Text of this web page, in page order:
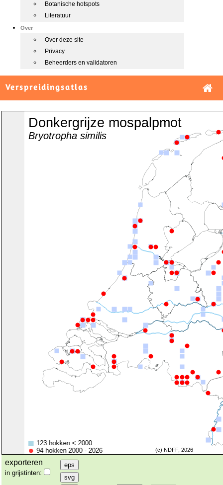
Botanische hotspots
Literatuur
Over
Over deze site
Privacy
Beheerders en validatoren
Verspreidingsatlas